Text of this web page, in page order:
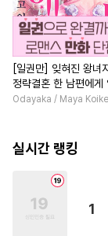
[일권만] 잊혀진 왕녀
정략결혼 한 남편에게
받고 있습니다 [단행본]
Odayaka / Maya Koike
실시간 랭킹
1